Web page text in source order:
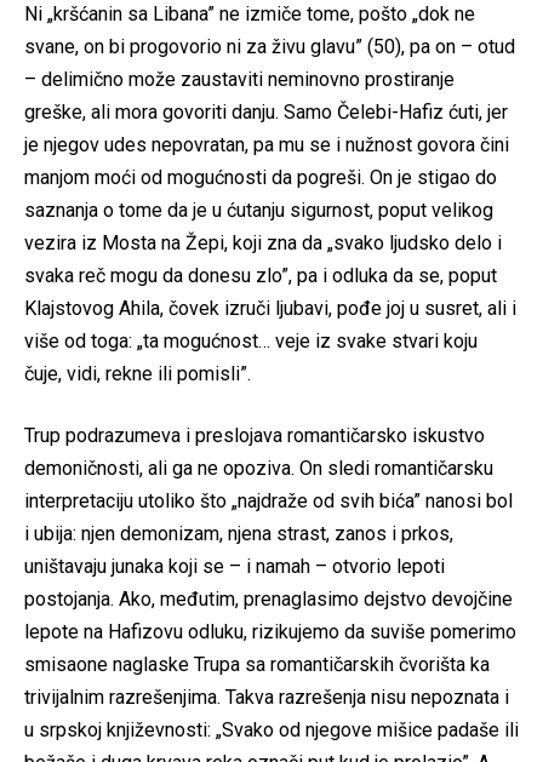
Ni „kršćanin sa Libana” ne izmiče tome, pošto „dok ne
svane, on bi progovorio ni za živu glavu” (50), pa on – otud
– delimično može zaustaviti neminovno prostiranje
greške, ali mora govoriti danju. Samo Čelebi-Hafiz ćuti, jer
je njegov udes nepovratan, pa mu se i nužnost govora čini
manjom moći od mogućnosti da pogreši. On je stigao do
saznanja o tome da je u ćutanju sigurnost, poput velikog
vezira iz Mosta na Žepi, koji zna da „svako ljudsko delo i
svaka reč mogu da donesu zlo”, pa i odluka da se, poput
Klajstovog Ahila, čovek izruči ljubavi, pođe joj u susret, ali i
više od toga: „ta mogućnost… veje iz svake stvari koju
čuje, vidi, rekne ili pomisli”.
Trup podrazumeva i preslojava romantičarsko iskustvo
demoničnosti, ali ga ne opoziva. On sledi romantičarsku
interpretaciju utoliko što „najdraže od svih bića” nanosi bol
i ubija: njen demonizam, njena strast, zanos i prkos,
uništavaju junaka koji se – i namah – otvorio lepoti
postojanja. Ako, međutim, prenaglasimo dejstvo devojčine
lepote na Hafizovu odluku, rizikujemo da suviše pomerimo
smisaone naglaske Trupa sa romantičarskih čvorišta ka
trivijalnim razrešenjima. Takva razrešenja nisu nepoznata i
u srpskoj književnosti: „Svako od njegove mišice padaše ili